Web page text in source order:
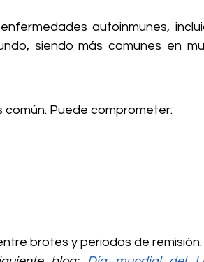
autoinmunes,
siendo más comunes en
común. Puede comprometer:
brotes y periodos de remisión.